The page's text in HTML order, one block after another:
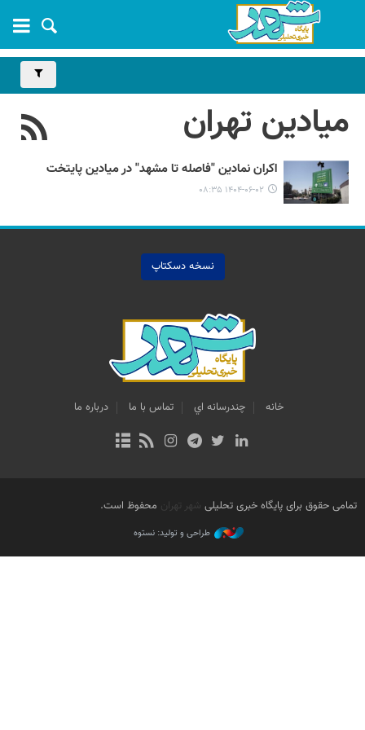
میادین تهران
اکران نمادین "فاصله تا مشهد" در میادین پایتخت
۱۴۰۴-۰۶-۰۲ ۰۸:۳۵
نسخه دسکتاپ
خانه چندرسانه اي تماس با ما درباره ما
تمامی حقوق برای پایگاه خبری تحلیلی شهر تهران محفوظ است.
طراحی و تولید: نستوه